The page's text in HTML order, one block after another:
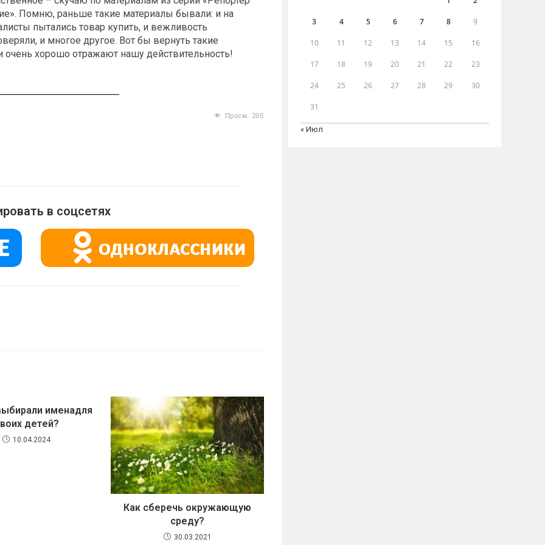
Помню, раньше такие материалы бывали: и на
пытались товар купить, и вежливость
и многое другое. Вот бы вернуть такие
очень хорошо отражают нашу действительность!
Просм.: 205
в соцсетях
именадля
детей?
10.04.2024
Как сберечь окружающую
среду?
30.03.2021
3 4 5 6 7 8 9
10 11 12 13 14 15 16
17 18 19 20 21 22 23
24 25 26 27 28 29 30
31
« Июл